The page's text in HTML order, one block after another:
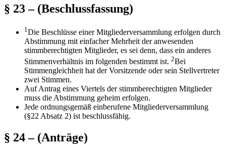
§ 23 – (Beschlussfassung)
1 Die Beschlüsse einer Mitgliederversammlung erfolgen durch
Abstimmung mit einfacher Mehrheit der anwesenden
stimmberechtigten Mitglieder, es sei denn, dass ein anderes
Stimmenverhältnis im folgenden bestimmt ist. 2Bei
Stimmengleichheit hat der Vorsitzende oder sein Stellvertreter
zwei Stimmen.
Auf Antrag eines Viertels der stimmberechtigten Mitglieder
muss die Abstimmung geheim erfolgen.
Jede ordnungsgemäß einberufene Mitgliederversammlung
(§22 Absatz 2) ist beschlussfähig.
§ 24 – (Anträge)